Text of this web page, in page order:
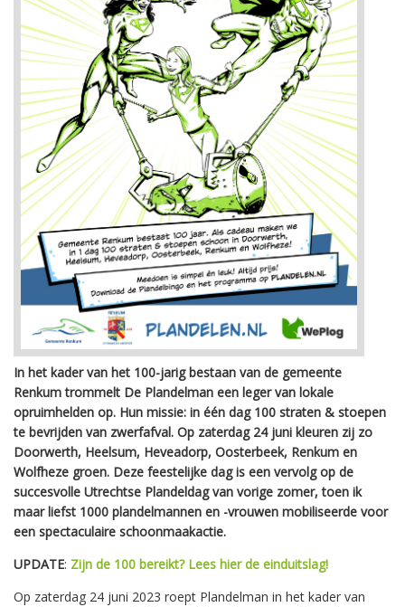
In het kader van het 100-jarig bestaan van de gemeente
Renkum trommelt De Plandelman een leger van lokale
opruimhelden op. Hun missie: in één dag 100 straten & stoepen
te bevrijden van zwerfafval. Op zaterdag 24 juni kleuren zij zo
Doorwerth, Heelsum, Heveadorp, Oosterbeek, Renkum en
Wolfheze groen. Deze feestelijke dag is een vervolg op de
succesvolle Utrechtse Plandeldag van vorige zomer, toen ik
maar liefst 1000 plandelmannen en -vrouwen mobiliseerde voor
een spectaculaire schoonmaakactie.
UPDATE: Zijn de 100 bereikt? Lees hier de einduitslag!
Op zaterdag 24 juni 2023 roept Plandelman in het kader van